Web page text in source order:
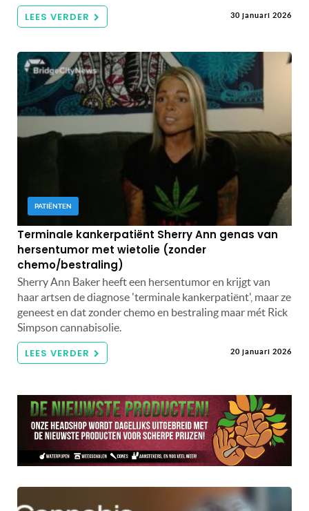
LEES VERDER 30 januari 2026
PATIËNTEN
Terminale kankerpatiënt Sherry Ann genas van
hersentumor met wietolie (zonder
chemo/bestraling)
Sherry Ann Baker heeft een hersentumor en krijgt van
haar artsen de diagnose 'terminale kankerpatiënt', maar ze
geneest en dat zonder chemo en bestraling maar mét Rick
Simpson cannabisolie.
LEES VERDER 20 januari 2026